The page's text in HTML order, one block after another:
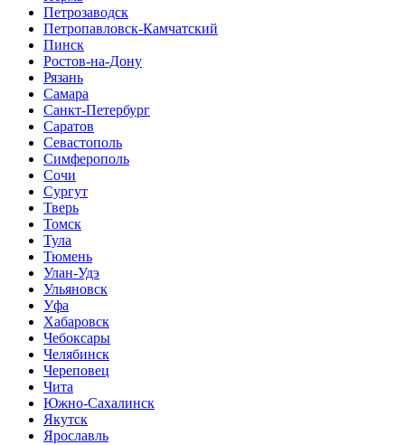
Петрозаводск
Петропавловск-Камчатский
Пинск
Ростов-на-Дону
Рязань
Самара
Санкт-Петербург
Саратов
Севастополь
Симферополь
Сочи
Сургут
Тверь
Томск
Тула
Тюмень
Улан-Удэ
Ульяновск
Уфа
Хабаровск
Чебоксары
Челябинск
Череповец
Чита
Южно-Сахалинск
Якутск
Ярославль